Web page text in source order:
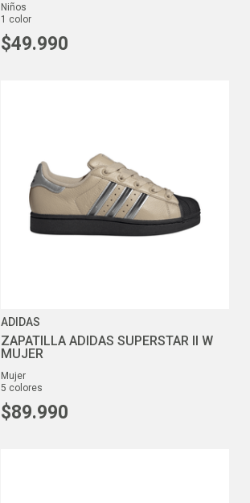
niños
1 color
$49.990
ADIDAS
ZAPATILLA ADIDAS SUPERSTAR II W
MUJER
mujer
5 colores
$89.990